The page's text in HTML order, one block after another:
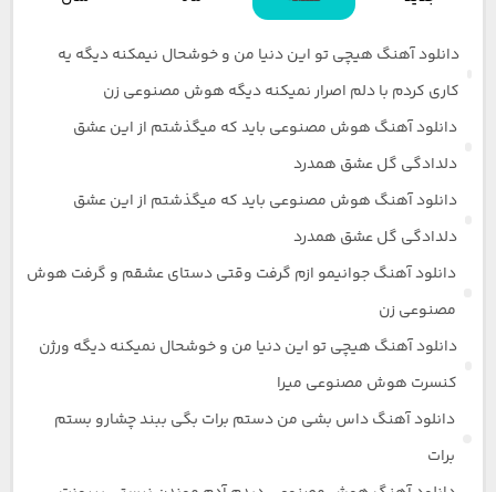
دانلود آهنگ هیچی تو این دنیا من و خوشحال نیمکنه دیگه یه
کاری کردم با دلم اصرار نمیکنه دیگه هوش مصنوعی زن
دانلود آهنگ هوش مصنوعی باید که میگذشتم از این عشق
دلدادگی گل عشق همدرد
دانلود آهنگ هوش مصنوعی باید که میگذشتم از این عشق
دلدادگی گل عشق همدرد
دانلود آهنگ جوانیمو ازم گرفت وقتی دستای عشقم و گرفت هوش
مصنوعی زن
دانلود آهنگ هیچی تو این دنیا من و خوشحال نمیکنه دیگه ورژن
کنسرت هوش مصنوعی میرا
دانلود آهنگ داس بشی من دستم برات بگی ببند چشارو بستم
برات